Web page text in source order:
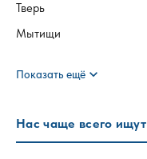
Тверь
Мытищи
Показать ещё expand_more
Нас чаще всего ищут